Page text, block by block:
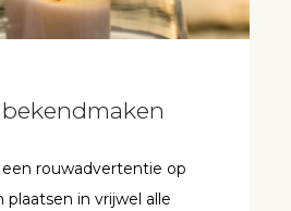
rouwadvertentie op
plaatsen in vrijwel alle